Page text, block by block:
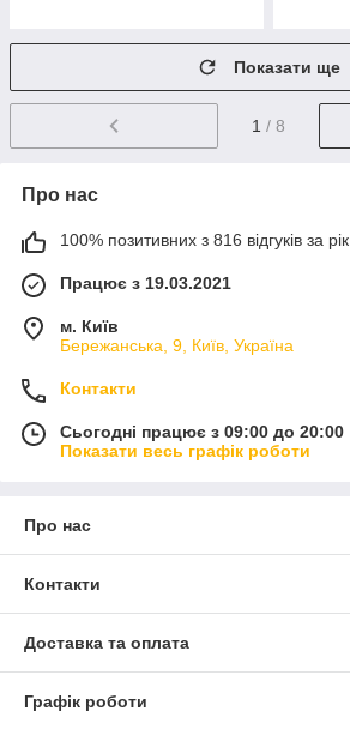
Показати ще
1 / 8
Про нас
100% позитивних з 816 відгуків за рік
Працює з 19.03.2021
м. Київ
Бережанська, 9, Київ, Україна
Контакти
Сьогодні працює з 09:00 до 20:00
Показати весь графік роботи
Про нас
Контакти
Доставка та оплата
Графік роботи